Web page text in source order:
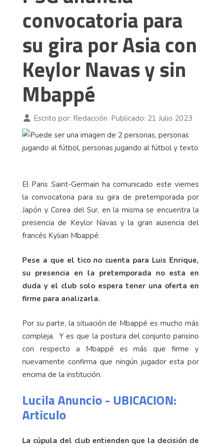
convocatoria para
su gira por Asia con
Keylor Navas y sin
Mbappé
Escrito por: Redacción Publicado: 21 Julio 2023
El Paris Saint-Germain ha comunicado este viernes
la convocatoria para su gira de pretemporada por
Japón y Corea del Sur, en la misma se encuentra la
presencia de Keylor Navas y la gran ausencia del
francés Kylian Mbappé.
Pese a que el tico no cuenta para Luis Enrique,
su presencia en la pretemporada no esta en
duda y el club solo espera tener una oferta en
firme para analizarla.
Por su parte, la situación de Mbappé es mucho más
compleja. Y es que la postura del conjunto parisino
con respecto a Mbappé es más que firme y
nuevamente confirma que ningún jugador esta por
encima de la institución.
Lucila Anuncio - UBICACION:
Articulo
La cúpula del club entienden que la decisión de